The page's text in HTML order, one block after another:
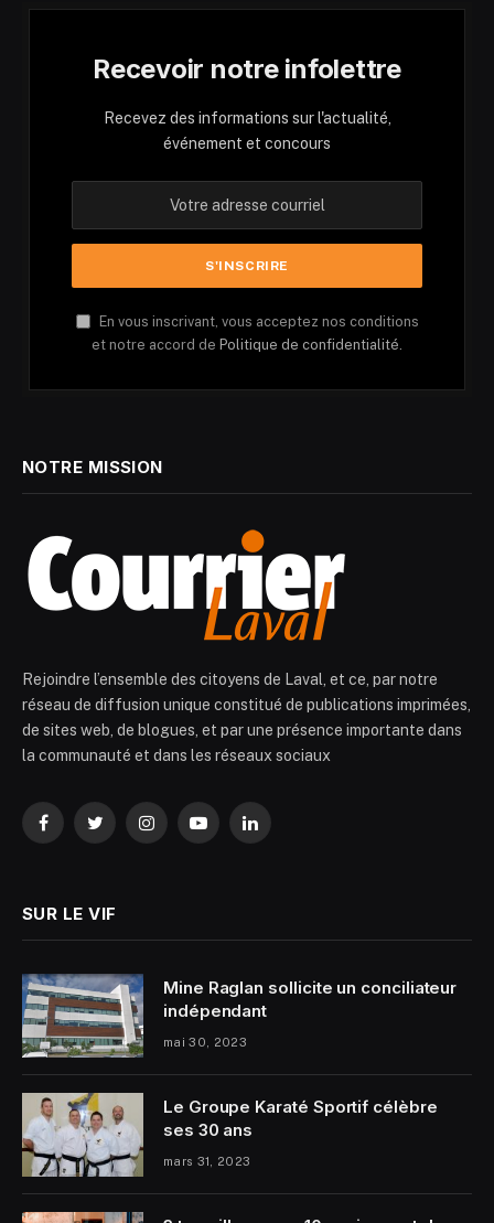
Recevoir notre infolettre
Recevez des informations sur l'actualité,
événement et concours
En vous inscrivant, vous acceptez nos conditions
et notre accord de Politique de confidentialité.
NOTRE MISSION
Rejoindre l’ensemble des citoyens de Laval, et ce, par notre
réseau de diffusion unique constitué de publications imprimées,
de sites web, de blogues, et par une présence importante dans
la communauté et dans les réseaux sociaux
FacebookTwitterInstagramYouTubeLinkedIn
SUR LE VIF
Mine Raglan sollicite un conciliateur
indépendant
mai 30, 2023
Le Groupe Karaté Sportif célèbre
ses 30 ans
mars 31, 2023